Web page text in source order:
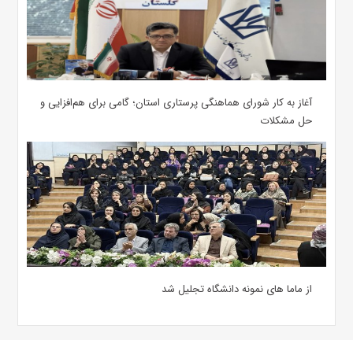
آغاز به کار شورای هماهنگی پرستاری استان؛ گامی برای هم‌افزایی و
حل مشکلات
از ماما های نمونه دانشگاه تجلیل شد